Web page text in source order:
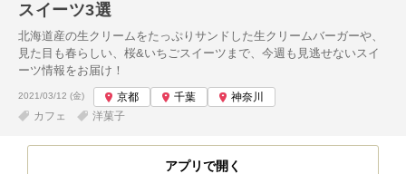
スイーツ3選
北海道産の生クリームをたっぷりサンドした生クリームバーガーや、
見た目も春らしい、桜&いちごスイーツまで、今週も見逃せないスイ
ーツ情報をお届け！
投稿日:
2021/03/12 (金) 京都 千葉
神奈川
カフェ
洋菓子
アプリで開く